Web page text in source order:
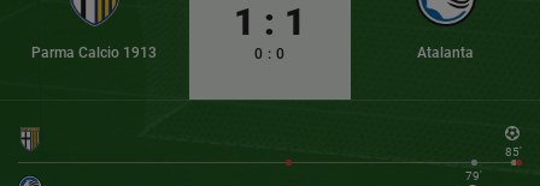
Parma Calcio 1913
1 : 1
0 : 0 Atalanta
85'
79'